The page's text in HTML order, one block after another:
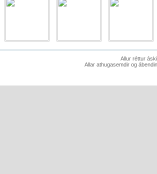
Allur réttur
Allar athugasemdir og